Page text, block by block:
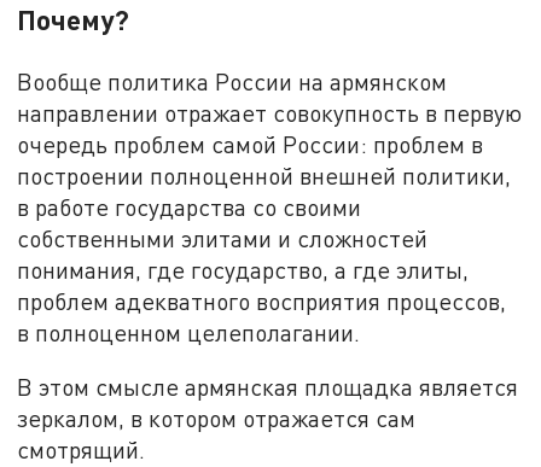
Почему?
Вообще политика России на армянском
направлении отражает совокупность в первую
очередь проблем самой России: проблем в
построении полноценной внешней политики,
в работе государства со своими
собственными элитами и сложностей
понимания, где государство, а где элиты,
проблем адекватного восприятия процессов,
в полноценном целеполагании.
В этом смысле армянская площадка является
зеркалом, в котором отражается сам
смотрящий.